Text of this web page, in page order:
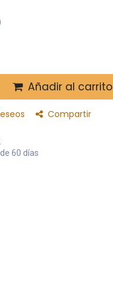
Añadir al carrito
Compartir
60 días